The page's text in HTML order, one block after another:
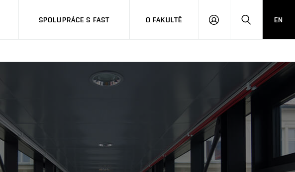
SPOLUPRÁCE S FAST O FAKULTĚ
PŘIHLÁSITHLEDAT
EN